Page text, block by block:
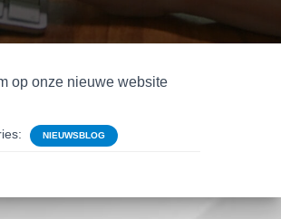
op onze nieuwe website
NIEUWSBLOG